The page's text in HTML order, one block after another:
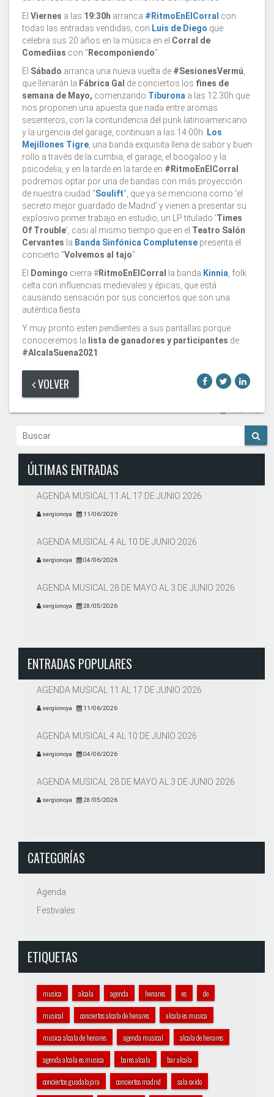
El Viernes a las 19:30h arranca #RitmoEnElCorral con
todas las entradas vendidas, con Luis de Diego que
celebra sus 20 años en la música en el Corral de
Comediias con " Recomponiendo".
El Sábado arranca una nueva vuelta de #SesionesVermú
que llenarán la Fábrica Gal de conciertos los fines de
semana de Mayo, comenzando Tiburona a las 12:30h que
nos proponen una apuesta que nada entre aromas
sesenteros, con la contundencia del punk latinoamericano
y la urgencia del garage, continuan a las 14:00h
Los
Mejillones Tigre una banda exquisita llena de sabor y buen
rollo a través de la cumbia, el garage, el boogaloo y la
psicodelia, y en la tarde en la tarde en #RitmoEnElCorral
podremos optar por una de bandas con más proyección
de nuestra ciudad "Soulift", que ya se menciona como 'el
secreto mejor guardado de Madrid' y vienen a presentar su
explosivo primer trabajo en estudio, un LP titulado 'Times
Of Trouble', casi al mismo tiempo que en el Teatro Salón
Cervantes la Banda Sinfónica Complutense presenta el
concierto "Volvemos al tajo".
El Domingo cierra #RitmoEnElCorral la banda Kinnia , folk
celta con influencias medievales y épicas, que está
causando sensación por sus conciertos que son una
auténtica fiesta.
Y muy pronto esten pendientes a sus pantallas porque
conoceremos la lista de ganadores y participantes de
#AlcalaSuena2021
VOLVER
ÚLTIMAS ENTRADAS
AGENDA MUSICAL 11 AL 17 DE JUNIO 2026
sergionoya 11/06/2026
AGENDA MUSICAL 4 AL 10 DE JUNIO 2026
sergionoya 04/06/2026
AGENDA MUSICAL 28 DE MAYO AL 3 DE JUNIO 2026
sergionoya 28/05/2026
ENTRADAS POPULARES
AGENDA MUSICAL 11 AL 17 DE JUNIO 2026
sergionoya 11/06/2026
AGENDA MUSICAL 4 AL 10 DE JUNIO 2026
sergionoya 04/06/2026
AGENDA MUSICAL 28 DE MAYO AL 3 DE JUNIO 2026
sergionoya 28/05/2026
CATEGORÍAS
Agenda
Festivales
ETIQUETAS
musica alcala agenda henares es de
musical conciertos alcala de henares alcala es musica
musica alcala de henares agenda musical alcala de henares
agenda alcala es musica bares alcala bar alcala
conciertos guadalajara conciertos madrid sala oxido